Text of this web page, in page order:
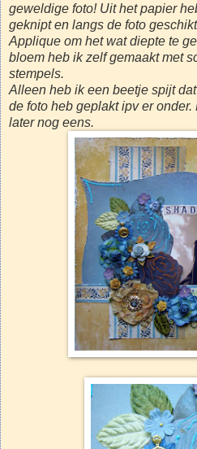
geweldige foto! Uit het papier
geknipt en langs de foto
Applique om het wat diepte te
bloem heb ik zelf gemaakt met
stempels.
Alleen heb ik een beetje spijt
de foto heb geplakt ipv er
later nog eens.